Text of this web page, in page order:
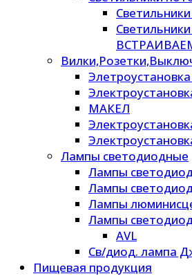
МАКЕЛ
Лампы светодиодные
Лампы
Лампы
Лампы
Лампы
AVL
Св/диод. лампа
Пищевая продукция